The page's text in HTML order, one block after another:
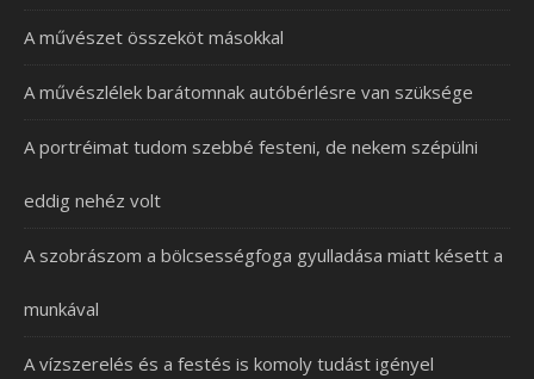
A művészet összeköt másokkal
A művészlélek barátomnak autóbérlésre van szüksége
A portréimat tudom szebbé festeni, de nekem szépülni
eddig nehéz volt
A szobrászom a bölcsességfoga gyulladása miatt késett a
munkával
A vízszerelés és a festés is komoly tudást igényel